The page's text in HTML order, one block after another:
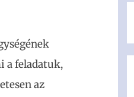
a feladatuk,
az